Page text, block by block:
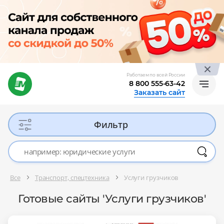
Работаем по всей России
8 800 555-63-42
Заказать сайт
Фильтр
Все Транспорт, спецтехника Услуги грузчиков
Готовые сайты 'Услуги грузчиков'